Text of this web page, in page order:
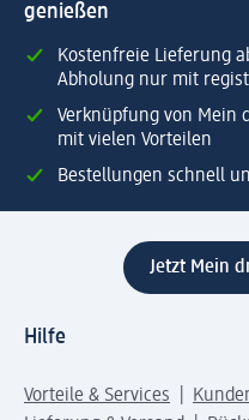
genießen
Kostenfreie Lieferung
Abholung nur mit
Verknüpfung von Mein
mit vielen Vorteilen
Bestellungen schnell
Jetzt Mein
Hilfe
Vorteile & Services